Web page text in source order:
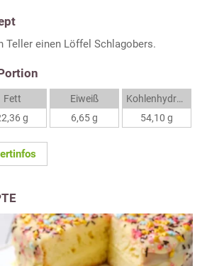
Teller einen Löffel Schlagobers.
Fett
g
Eiweiß
6,65 g
Kohlenhydrate
54,10 g